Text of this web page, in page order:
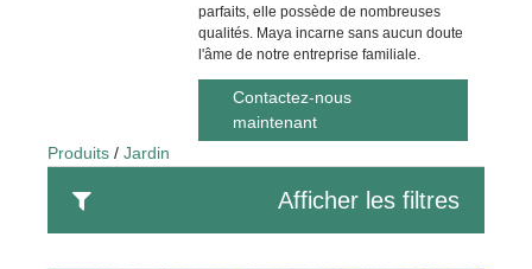
parfaits, elle possède de nombreuses
qualités. Maya incarne sans aucun doute
l'âme de notre entreprise familiale.
Contactez-nous
maintenant
Produits
Jardin
Afficher les filtres